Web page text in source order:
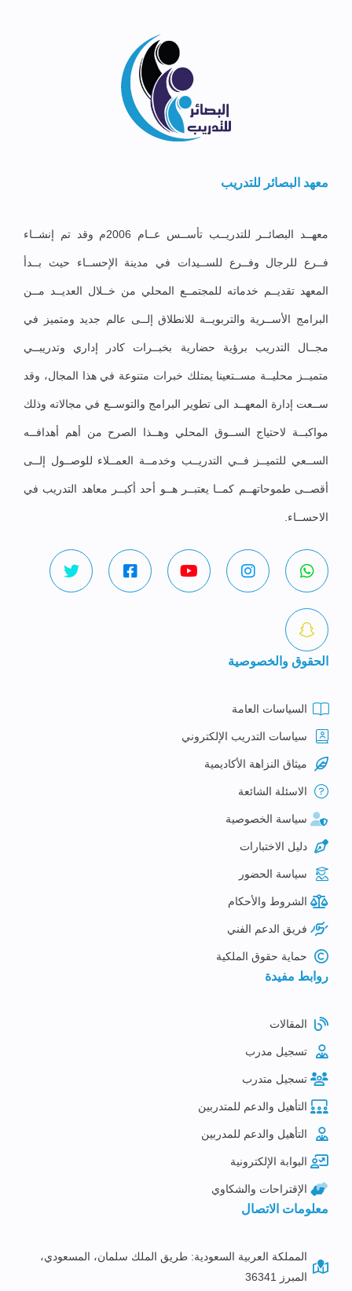
معهد البصائر للتدريب
معهــد البصائــر للتدريــب تأســس عــام 2006م وقد تم إنشــاء
فــرع للرجال وفــرع للســيدات في مدينة الإحســاء حيث بــدأ
المعهد تقديــم خدماته للمجتمــع المحلي من خــلال العديــد مــن
البرامج الأســرية والتربويــة للانطلاق إلــى عالم جديد ومتميز في
مجــال التدريب برؤية حضارية بخبــرات كادر إداري وتدريبــي
متميــز محليــة مســتعينا يمتلك خبرات متنوعة في هذا المجال، وقد
ســعت إدارة المعهــد الى تطوير البرامج والتوســع في مجالاته وذلك
مواكبــة لاحتياج الســوق المحلي وهــذا الصرح من أهم أهدافــه
الســعي للتميــز فــي التدريــب وخدمــة العمــلاء للوصــول إلــى
أقصــى طموحاتهــم كمــا يعتبــر هــو أحد أكبــر معاهد التدريب في
الاحســاء.
الحقوق والخصوصية
السياسات العامة
سياسات التدريب الإلكتروني
ميثاق النزاهة الأكاديمية
الاسئلة الشائعة
سياسة الخصوصية
دليل الاختبارات
سياسة الحضور
الشروط والأحكام
فريق الدعم الفني
حماية حقوق الملكية
روابط مفيدة
المقالات
تسجيل مدرب
تسجيل متدرب
التأهيل والدعم للمتدربين
التأهيل والدعم للمدربين
البوابة الإلكترونية
الإقتراحات والشكاوي
معلومات الاتصال
المملكة العربية السعودية: طريق الملك سلمان، المسعودي،
المبرز 36341